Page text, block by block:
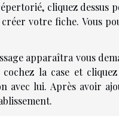
cliquez dessus
votre fiche. Vous
apparaîtra vous
la case et
avec lui. Après avoir